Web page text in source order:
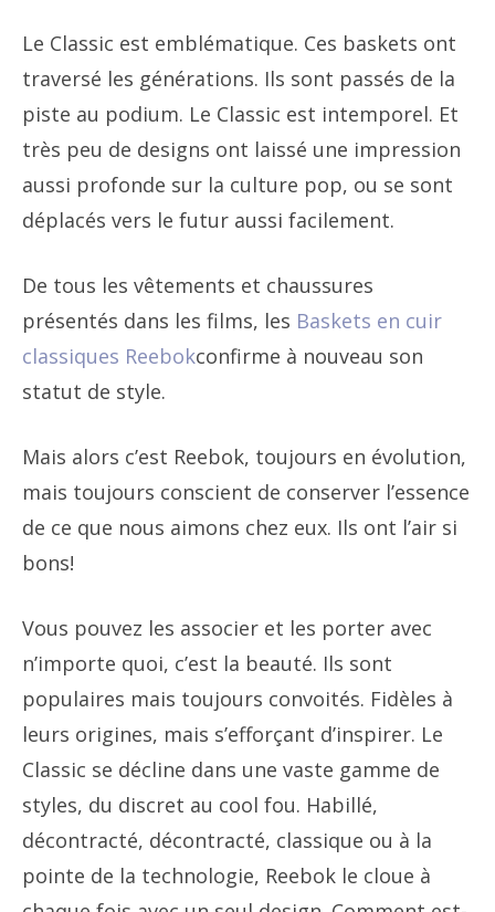
Le Classic est emblématique. Ces baskets ont
traversé les générations. Ils sont passés de la
piste au podium. Le Classic est intemporel. Et
très peu de designs ont laissé une impression
aussi profonde sur la culture pop, ou se sont
déplacés vers le futur aussi facilement.
De tous les vêtements et chaussures
présentés dans les films, les Baskets en cuir
classiques Reebokconfirme à nouveau son
statut de style.
Mais alors c’est Reebok, toujours en évolution,
mais toujours conscient de conserver l’essence
de ce que nous aimons chez eux. Ils ont l’air si
bons!
Vous pouvez les associer et les porter avec
n’importe quoi, c’est la beauté. Ils sont
populaires mais toujours convoités. Fidèles à
leurs origines, mais s’efforçant d’inspirer. Le
Classic se décline dans une vaste gamme de
styles, du discret au cool fou. Habillé,
décontracté, décontracté, classique ou à la
pointe de la technologie, Reebok le cloue à